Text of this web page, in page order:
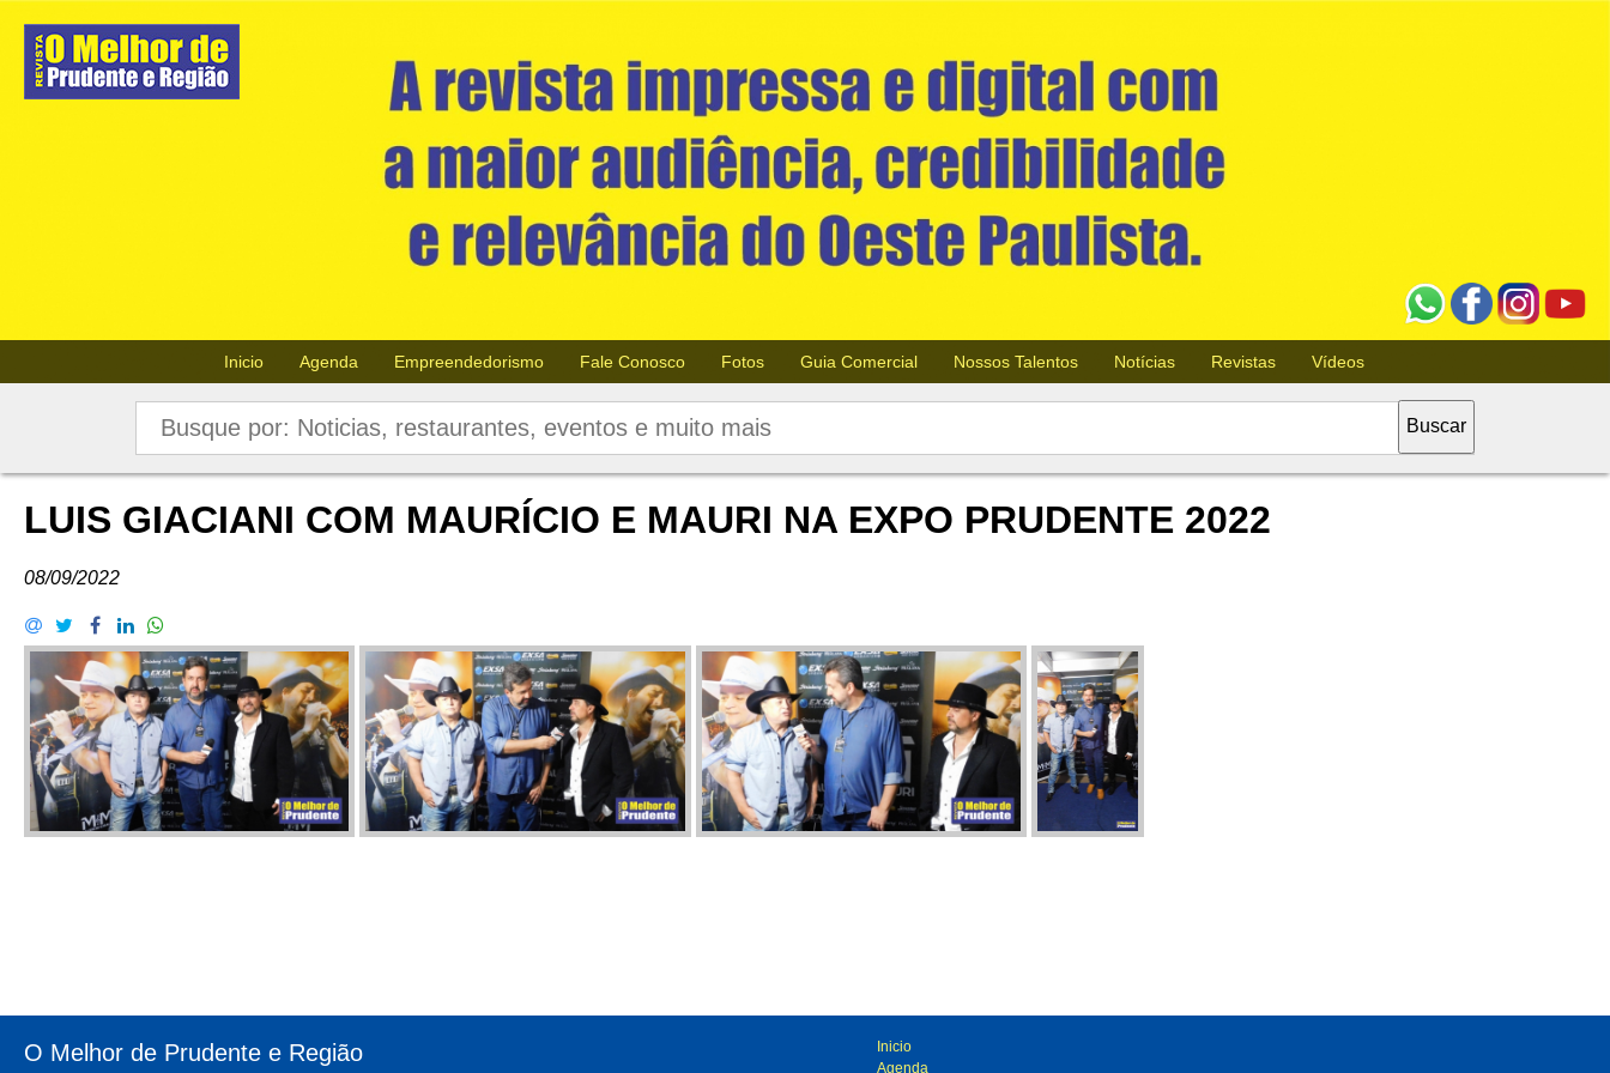
Inicio Agenda Empreendedorismo Fale Conosco Fotos Guia Comercial Nossos Talentos Notícias Revistas Vídeos
LUIS GIACIANI COM MAURÍCIO E MAURI NA EXPO PRUDENTE 2022
08/09/2022
O Melhor de Prudente e Região
Inicio
Agenda